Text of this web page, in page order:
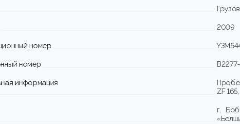
2009
номер
номер
информация
ZF
г.